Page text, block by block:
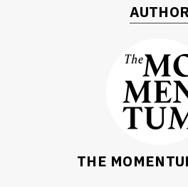
AUTHOR
THE